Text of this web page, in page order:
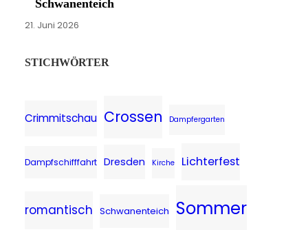
Schwanenteich
21. Juni 2026
STICHWÖRTER
Crimmitschau Crossen Dampfergarten
Dampfschifffahrt Dresden Kirche Lichterfest
romantisch Schwanenteich Sommer